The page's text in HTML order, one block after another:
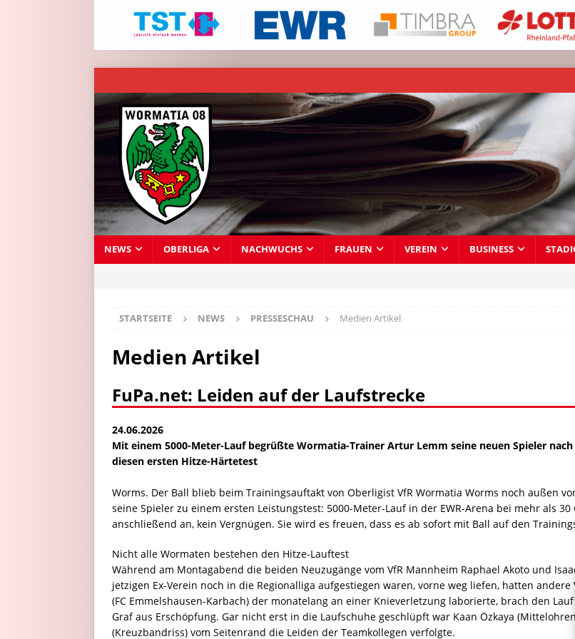
NEWS OBERLIGA NACHWUCHS FRAUEN VEREIN BUSINESS
STARTSEITE NEWS PRESSESCHAU Medien Artikel
Medien Artikel
FuPa.net: Leiden auf der Laufstrecke
24.06.2026
Mit einem 5000-Meter-Lauf begrüßte Wormatia-Trainer Artur Lemm seine neuen Spieler
diesen ersten Hitze-Härtetest
Worms. Der Ball blieb beim Trainingsauftakt von Oberligist VfR Wormatia Worms noch außen
seine Spieler zu einem ersten Leistungstest: 5000-Meter-Lauf in der EWR-Arena bei mehr als
anschließend an, kein Vergnügen. Sie wird es freuen, dass es ab sofort mit Ball auf den
Nicht alle Wormaten bestehen den Hitze-Lauftest
Während am Montagabend die beiden Neuzugänge vom VfR Mannheim Raphael Akoto und
jetzigen Ex-Verein noch in die Regionalliga aufgestiegen waren, vorne weg liefen, hatten andere
(FC Emmelshausen-Karbach) der monatelang an einer Knieverletzung laborierte, brach den
Graf aus Erschöpfung. Gar nicht erst in die Laufschuhe geschlüpft war Kaan Özkaya
(Kreuzbandriss) vom Seitenrand die Leiden der Teamkollegen verfolgte.